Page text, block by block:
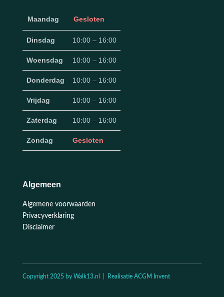
Maandag Gesloten
Dinsdag 10:00 – 16:00
Woensdag 10:00 – 16:00
Donderdag 10:00 – 16:00
Vrijdag 10:00 – 16:00
Zaterdag 10:00 – 16:00
Zondag Gesloten
Algemeen
Algemene voorwaarden
Privacyverklaring
Disclaimer
Copyright 2025 by Walk13.nl | Realisatie ACGM Invent